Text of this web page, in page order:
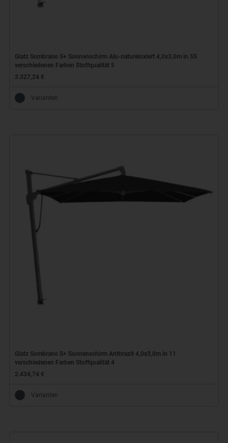
Glatz Sombrano S+ Sonnenschirm Alu-natureloxiert 4,0x3,0m in 55
verschiedenen Farben Stoffqualität 5
3.327,24 €
Varianten
Glatz Sombrano S+ Sonnenschirm Anthrazit 4,0x3,0m in 11
verschiedenen Farben Stoffqualität 4
2.434,74 €
Varianten